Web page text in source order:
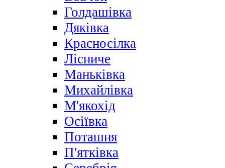
Голдашівка
Дяківка
Красносілка
Лісниче
Маньківка
Михайлівка
М'якохід
Осіївка
Поташня
П'ятківка